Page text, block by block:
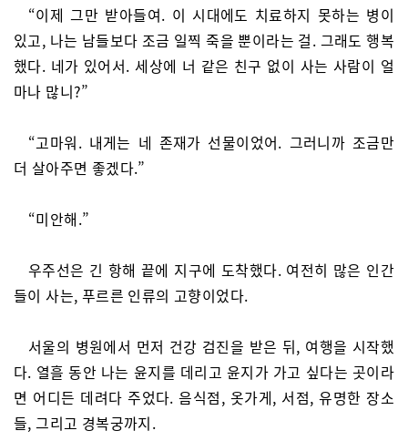
“이제 그만 받아들여. 이 시대에도 치료하지 못하는 병이
있고, 나는 남들보다 조금 일찍 죽을 뿐이라는 걸. 그래도 행복
했다. 네가 있어서. 세상에 너 같은 친구 없이 사는 사람이 얼
마나 많니?”
“고마워. 내게는 네 존재가 선물이었어. 그러니까 조금만
더 살아주면 좋겠다.”
“미안해.”
우주선은 긴 항해 끝에 지구에 도착했다. 여전히 많은 인간
들이 사는, 푸르른 인류의 고향이었다.
서울의 병원에서 먼저 건강 검진을 받은 뒤, 여행을 시작했
다. 열흘 동안 나는 윤지를 데리고 윤지가 가고 싶다는 곳이라
면 어디든 데려다 주었다. 음식점, 옷가게, 서점, 유명한 장소
들, 그리고 경복궁까지.